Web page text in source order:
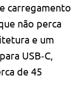
carregamento
não perca
e um
USB‑C,
de 45